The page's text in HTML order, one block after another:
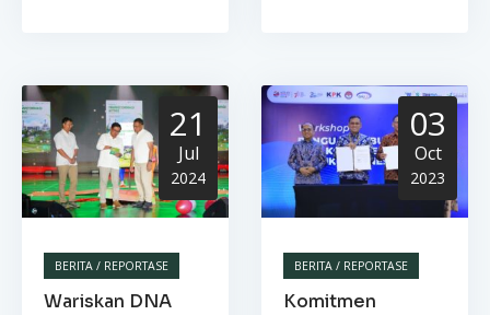
21
Jul
2024
BERITA / REPORTASE
Wariskan DNA
03
Oct
2023
BERITA / REPORTASE
Komitmen